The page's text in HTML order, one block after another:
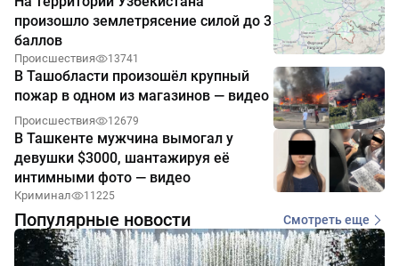
произошло землетрясение силой до 3
баллов
Происшествия 13741
В Ташобласти произошёл крупный
пожар в одном из магазинов — видео
Происшествия 12679
В Ташкенте мужчина вымогал у
девушки $3000, шантажируя её
интимными фото — видео
Криминал 11225
Популярные новости Смотреть еще